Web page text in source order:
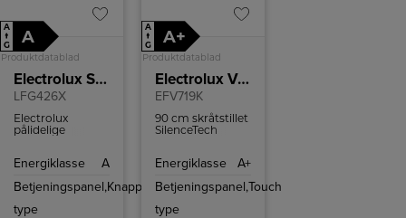
A
↑
G
A
Produktdatablad
Electrolux Skabsintegreret emhætte
LFG426X
Electrolux
pålidelige
nyde et rent
Energiklasse
A
Betjeningspanel,
type
Knapper
A
↑
G
A+
Produktdatablad
Electrolux Væghængt emhætte
EFV719K
90 cm skråtstillet
SilenceTech
Med Hob2Hood
emhætten styres
kogeplade med
Energiklasse
A+
Betjeningspanel,
type
Touch